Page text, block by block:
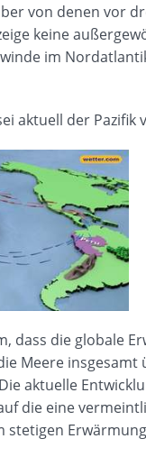
von denen vor
keine
im
aktuell der
dass die globale
Meere
aktuelle
die eine
stetigen